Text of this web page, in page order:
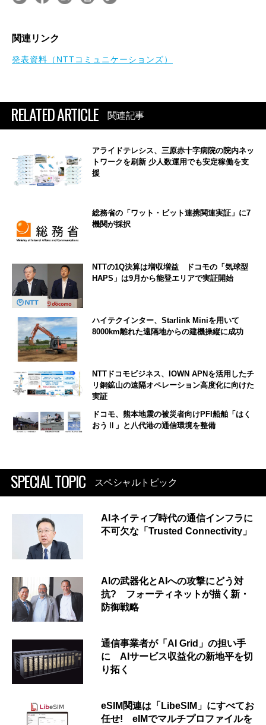
関連リンク
発表資料（NTTコミュニケーションズ）
RELATED ARTICLE 関連記事
アライドテレシス、三原赤十字病院の院内ネッ
トワークを刷新 少人数運用でも安定稼働を支
援
総務省の「ワット・ビット連携関連実証」に7
機関が採択
NTTの1Q決算は増収増益 ドコモの「気球型
HAPS」は9月から能登エリアで実証開始
ハイテクインター、Starlink Miniを用いて
8000km離れた遠隔地からの建機操縦に成功
NTTドコモビジネス、IOWN APNを活用したチ
リ銅鉱山の遠隔オペレーション高度化に向けた
実証
ドコモ、熊本地震の被災者向けPFI船舶「はく
おうⅡ」と八代港の通信環境を整備
SPECIAL TOPIC スペシャルトピック
AIネイティブ時代の通信インフラに
不可欠な「Trusted Connectivity」
AIの武器化とAIへの攻撃にどう対
抗? フォーティネットが描く新・
防御戦略
通信事業者が「AI Grid」の担い手
に AIサービス収益化の新地平を切
り拓く
eSIM関連は「LibeSIM」にすべてお
任せ! eIMでマルチプロファイルを